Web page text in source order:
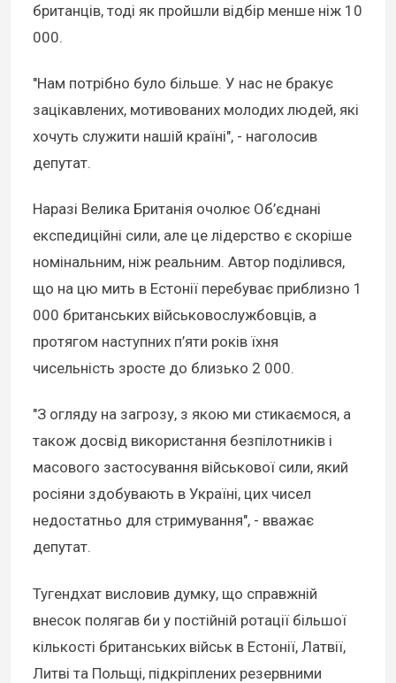
британців, тоді як пройшли відбір менше ніж 10
000.
"Нам потрібно було більше. У нас не бракує
зацікавлених, мотивованих молодих людей, які
хочуть служити нашій країні", - наголосив
депутат.
Наразі Велика Британія очолює Об’єднані
експедиційні сили, але це лідерство є скоріше
номінальним, ніж реальним. Автор поділився,
що на цю мить в Естонії перебуває приблизно 1
000 британських військовослужбовців, а
протягом наступних п’яти років їхня
чисельність зросте до близько 2 000.
"З огляду на загрозу, з якою ми стикаємося, а
також досвід використання безпілотників і
масового застосування військової сили, який
росіяни здобувають в Україні, цих чисел
недостатньо для стримування", - вважає
депутат.
Тугендхат висловив думку, що справжній
внесок полягав би у постійній ротації більшої
кількості британських військ в Естонії, Латвії,
Литві та Польщі, підкріплених резервними